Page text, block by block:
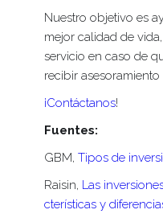
Nuestro objetivo es
mejor calidad de
servicio en caso de
recibir
¡Contáctanos!
Fuentes:
GBM, Tipos de
Raisin, Las
cterísticas y